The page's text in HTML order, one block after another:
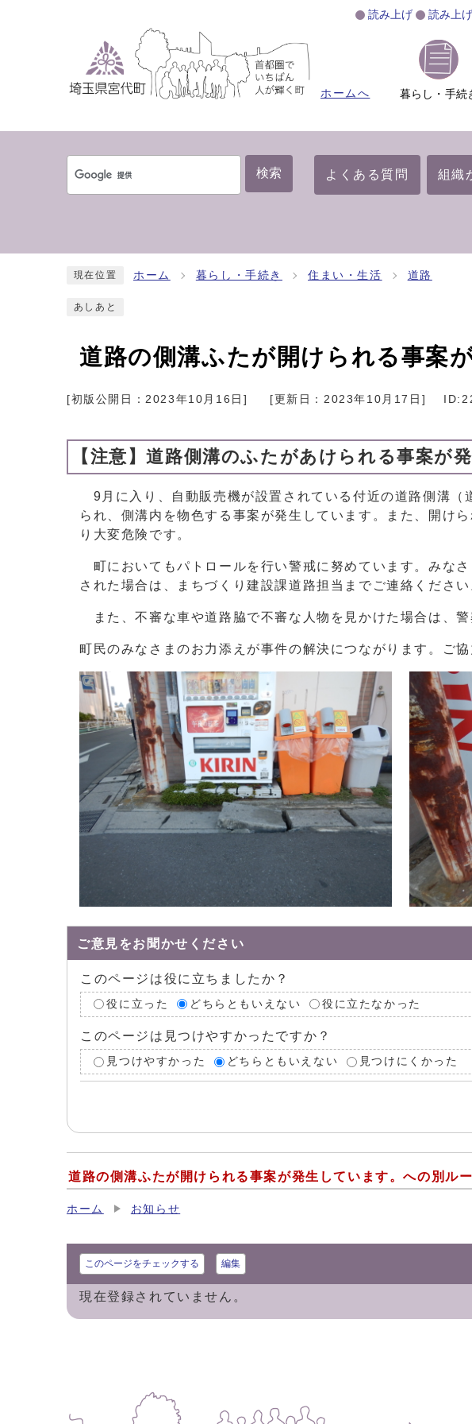
読み上げ 読み上
ホームへ 暮らし・手続
検索 よくある質問 組織
現在位置 ホーム 暮らし・手続き 住まい・生活 道路
あしあと
道路の側溝ふたが開けられる事案
[初版公開日：2023年10月16日 ] [更新日：2023年10月17日 ]
【注意】道路側溝のふたがあけられる事案が
9月に入り、自動販売機が設置されている付近の道路側溝（
られ、側溝内を物色する事案が発生しています。また、開け
り大変危険です。
町においてもパトロールを行い警戒に努めています。みな
された場合は、まちづくり建設課道路担当までご連絡ください
また、不審な車や道路脇で不審な人物を見かけた場合は、
町民のみなさまのお力添えが事件の解決につながります。ご
ご意見をお聞かせください
このページは役に立ちましたか？
役に立った どちらともいえない 役に立たなかった
このページは見つけやすかったですか？
見つけやすかった どちらともいえない 見つけにくかった
道路の側溝ふたが開けられる事案が発生しています。への別ルー
ホーム お知らせ
このページをチェックする 編集
現在登録されていません。